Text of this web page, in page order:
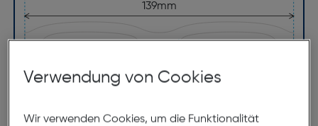
139mm
Verwendung von Cookies
Wir verwenden Cookies, um die Funktionalität